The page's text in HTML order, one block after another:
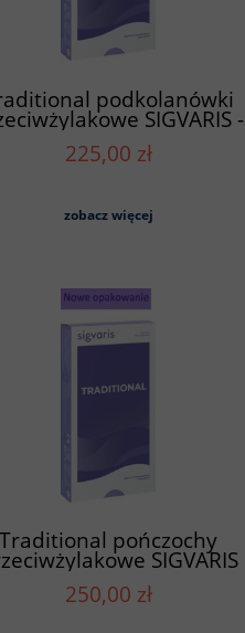
podkolanówki
SIGVARIS -
odkryte palce
225,00 zł
zobacz więcej
Traditional pończochy
SIGVARIS
(A-F) - odkryte palce
250,00 zł